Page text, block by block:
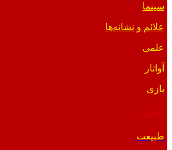
سینما
علائم و نشانه‌ها
علمی
آواتار
بازی
طبیعت